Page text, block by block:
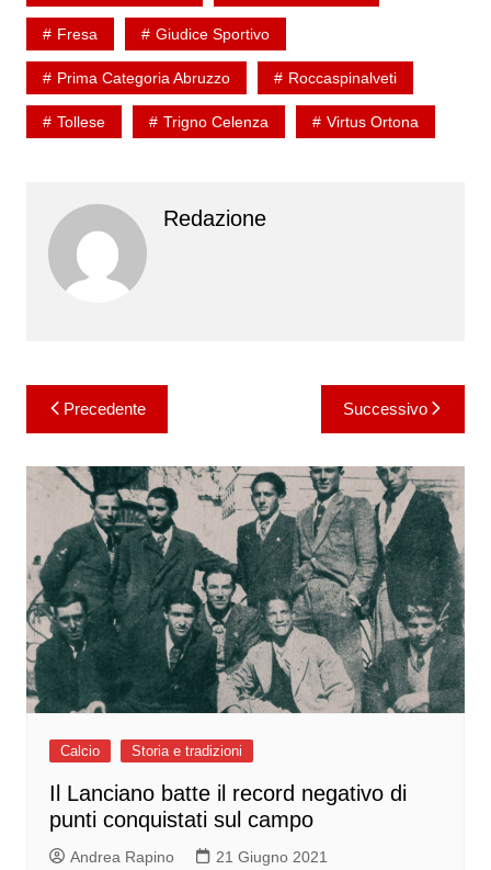
Fresa Giudice Sportivo
Prima Categoria Abruzzo Roccaspinalveti
Tollese Trigno Celenza Virtus Ortona
Redazione
Navigazione
articoli
Precedente Successivo
Calcio Storia e tradizioni
Il Lanciano batte il record negativo di
punti conquistati sul campo
Andrea Rapino 21 Giugno 2021